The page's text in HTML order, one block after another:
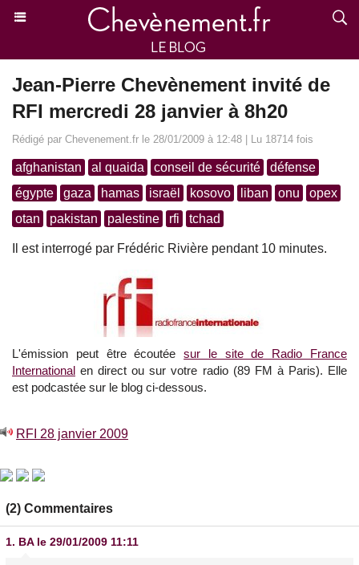
Jean-Pierre Chevènement invité de
RFI mercredi 28 janvier à 8h20
Rédigé par Chevenement.fr le 28/01/2009 à 12:48 | Lu 18714 fois
afghanistan al quaida conseil de sécurité
défense
égypte
gaza hamas israël kosovo liban onu
opex
otan
pakistan palestine rfi tchad
Il est interrogé par Frédéric Rivière pendant 10 minutes.
L'émission peut être écoutéesur le site de Radio France
International en direct ou sur votre radio (89 FM à Paris). Elle
est podcastée sur le blog ci-dessous.
RFI 28 janvier 2009
(2) Commentaires
1. BA le 29/01/2009 11:11